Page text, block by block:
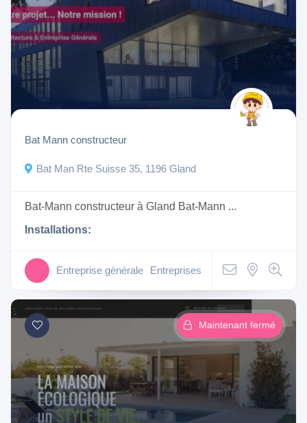
Bat Mann constructeur
Bat Man Rte Suisse 35, 1196 Gland
Bat-Mann constructeur à Gland Bat-Mann ...
Installations:
Entreprise générale Entreprises
Maintenant fermé